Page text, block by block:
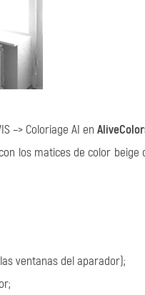
–> Coloriage AI en
los matices de color beige
ventanas del aparador);